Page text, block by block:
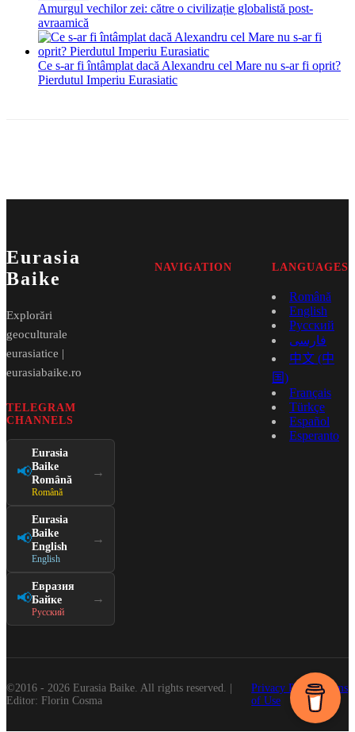
Amurgul vechilor zei: către o civilizație globalistă post-
avraamică
Ce s-ar fi întâmplat dacă Alexandru cel Mare nu s-ar fi oprit?
Pierdutul Imperiu Eurasiatic
Eurasia
Baike
Explorări
geoculturale
eurasiatice |
eurasiabaike.ro
TELEGRAM
CHANNELS
📢
Eurasia
Baike
Română
Română
→
📢
Eurasia
Baike
English
English
→
📢
Евразия
Байке
Русский
→
NAVIGATION LANGUAGES
Română
English
Русский
فارسی
中文 (中
国)
Français
Türkçe
Español
Esperanto
©2016 - 2026 Eurasia Baike. All rights reserved. |
Editor: Florin Cosma
Privacy Policy Terms
of Use